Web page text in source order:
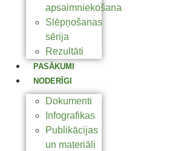
apsaimniekošana
Slēpņošanas
sērija
Rezultāti
PASĀKUMI
NODERĪGI
Dokumenti
Infografikas
Publikācijas
un materiāli